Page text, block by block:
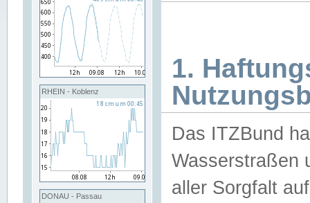
RHEIN - Koblenz
DONAU - Passau
1.
Das ITZBund
Wasserstraßen
aller Sorgfalt